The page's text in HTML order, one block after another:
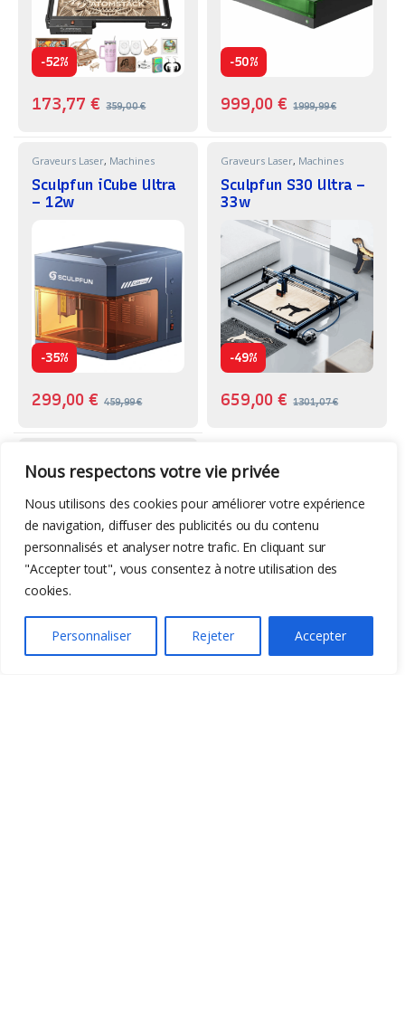
Nous respectons votre vie privée
Nous utilisons des cookies pour améliorer votre expérience
de navigation, diffuser des publicités ou du contenu
personnalisés et analyser notre trafic. En cliquant sur
"Accepter tout", vous consentez à notre utilisation des
cookies.
Personnaliser Rejeter Accepter
-52%
173,77€ 359,00€
-50%
999,00€ 1999,99€
Graveurs Laser, Machines
Sculpfun iCube Ultra
– 12w
-35%
299,00€ 459,99€
Graveurs Laser, Machines
Sculpfun S30 Ultra –
33w
-49%
659,00€ 1301,07€
Atomstack A5 – 5w
-48%